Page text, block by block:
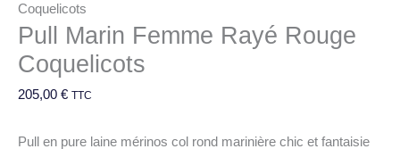
Coquelicots
Pull Marin Femme Rayé Rouge
Coquelicots
205,00 € TTC
Pull en pure laine mérinos col rond marinière chic et fantaisie